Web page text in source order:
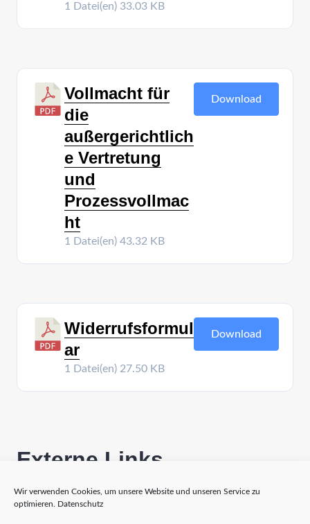
Wir verwenden Cookies, um unsere Website und unseren Service zu
optimieren. Datenschutz
1 Datei(en) 33.03 KB
Vollmacht für
die
außergerichtlich
e Vertretung
und
Prozessvollmac
ht
1 Datei(en) 43.32 KB
Download
Widerrufsformul
ar
1 Datei(en) 27.50 KB
Download
Externe Links
Formulare der NRW Justiz